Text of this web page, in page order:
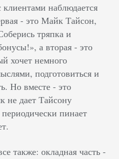
наблюдается
- это Майк Тайсон,
тряпка и
а вторая - это
хочет немного
подготовиться и
Но вместе - это
не дает Тайсону
пинает
также:окладная часть -